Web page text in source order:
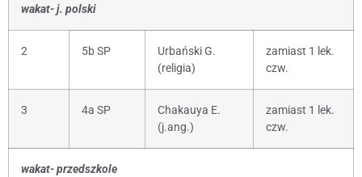
wakat- j. polski
2 5b SP
Urbański G.
(religia)
zamiast 1 lek.
czw.
3 4a SP
Chakauya E.
(j.ang.)
zamiast 1 lek.
czw.
wakat- przedszkole